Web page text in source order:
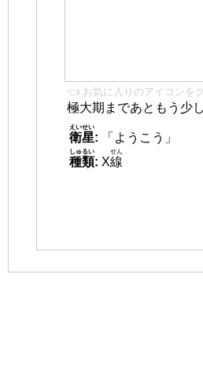
👈 お気に入りのアイコンを
極大期まであともう少
衛星
えいせい
:
「ようこう」
種類
しゅるい
: X線
せん